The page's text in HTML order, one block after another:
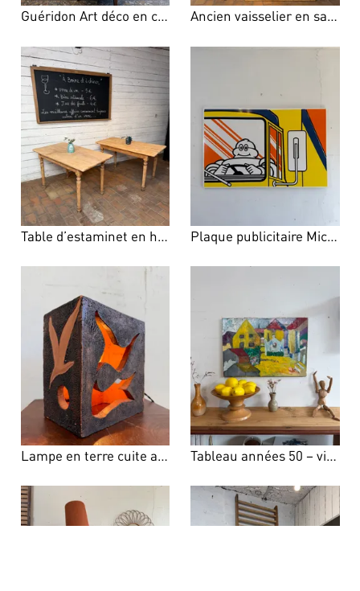
Guéridon Art déco en chêne – années 30 Ancien vaisselier en sapin
Table d’estaminet en hêtre Plaque publicitaire Michelin – années 90
Lampe en terre cuite années 70 Roche Bobois Tableau années 50 – village coloré